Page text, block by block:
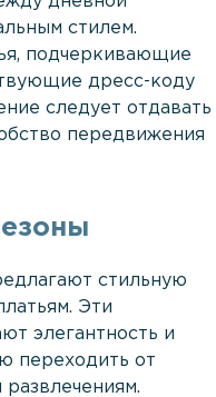
стилем.
подчеркивающие
дресс-коду
следует отдавать
передвижения
стильную
Эти
элегантность и
переходить от
развлечениям.